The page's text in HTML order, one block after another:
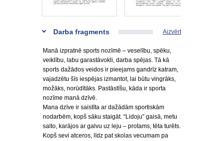
Darba fragments Aizvērt
Manā izpratnē sports nozīmē – veselību, spēku,
veiklību, labu garastāvokli, darba spējas. Tā kā
sports dažādos veidos ir pieejams gandrīz katram,
vajadzētu šīs iespējas izmantot, lai būtu vingrāks,
možāks, norūdītāks. Pastāstīšu, kāda ir sporta
nozīme manā dzīvē.
Mana dzīve ir saistīta ar dažādām sportiskām
nodarbēm, kopš sāku staigāt. “Lidoju” gaisā, metu
salto, karājos ar galvu uz leju – protams, tēta turēts.
Kopš sevi atceros, līdz pat skolas vecumam pa